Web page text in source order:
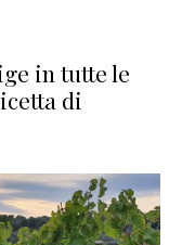
in tutte le
di